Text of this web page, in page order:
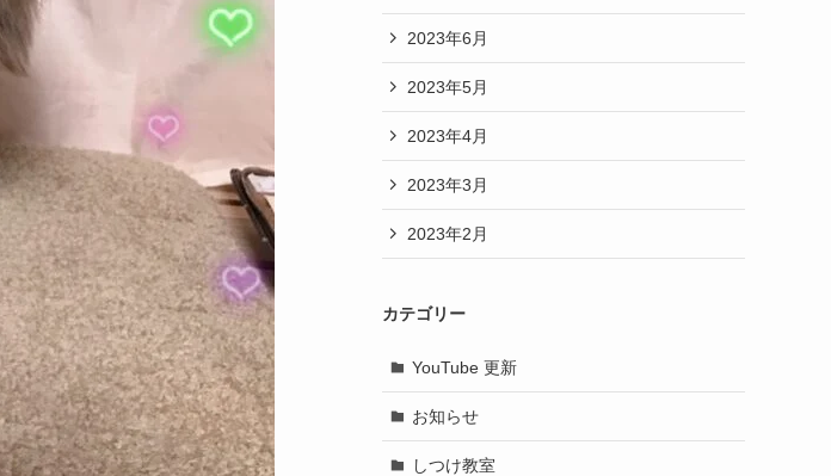
2023年6月
2023年5月
2023年4月
2023年3月
2023年2月
カテゴリー
YouTube 更新
お知らせ
しつけ教室